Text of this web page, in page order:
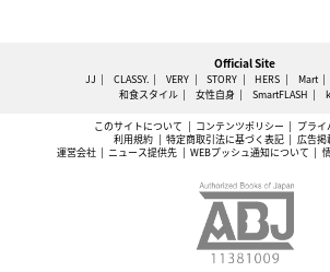
Official Site
JJ CLASSY. VERY STORY HERS Mart
和食スタイル
女性自身 SmartFLASH
このサイトについて コンテンツポリシー
プライ
利用規約
特定商取引法に基づく表記
広告掲
運営会社
ニュース提供先 WEBプッシュ通知について